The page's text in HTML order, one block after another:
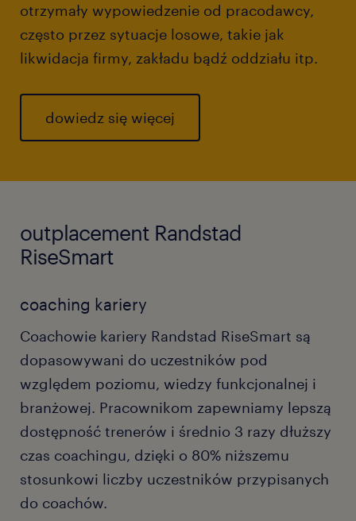
otrzymały wypowiedzenie od pracodawcy,
często przez sytuacje losowe, takie jak
likwidacja firmy, zakładu bądź oddziału itp.
dowiedz się więcej
outplacement Randstad
RiseSmart
coaching kariery
Coachowie kariery Randstad RiseSmart są
dopasowywani do uczestników pod
względem poziomu, wiedzy funkcjonalnej i
branżowej. Pracownikom zapewniamy lepszą
dostępność trenerów i średnio 3 razy dłuższy
czas coachingu, dzięki o 80% niższemu
stosunkowi liczby uczestników przypisanych
do coachów.